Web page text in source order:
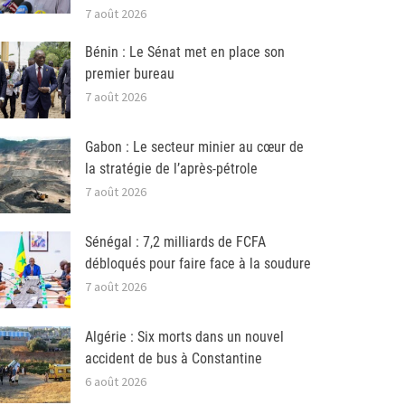
7 août 2026
Bénin : Le Sénat met en place son
premier bureau
7 août 2026
Gabon : Le secteur minier au cœur de
la stratégie de l’après-pétrole
7 août 2026
Sénégal : 7,2 milliards de FCFA
débloqués pour faire face à la soudure
7 août 2026
Algérie : Six morts dans un nouvel
accident de bus à Constantine
6 août 2026